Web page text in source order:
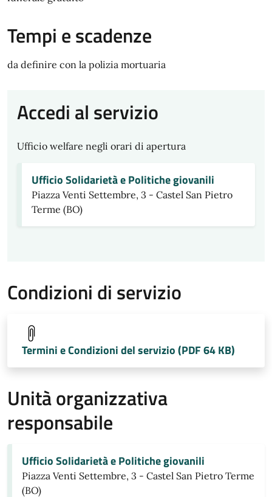
Tempi e scadenze
da definire con la polizia mortuaria
Accedi al servizio
Ufficio welfare negli orari di apertura
Ufficio Solidarietà e Politiche giovanili
Piazza Venti Settembre, 3 - Castel San Pietro
Terme (BO)
Condizioni di servizio
Termini e Condizioni del servizio (PDF 64 KB)
Unità organizzativa
responsabile
Ufficio Solidarietà e Politiche giovanili
Piazza Venti Settembre, 3 - Castel San Pietro Terme
(BO)